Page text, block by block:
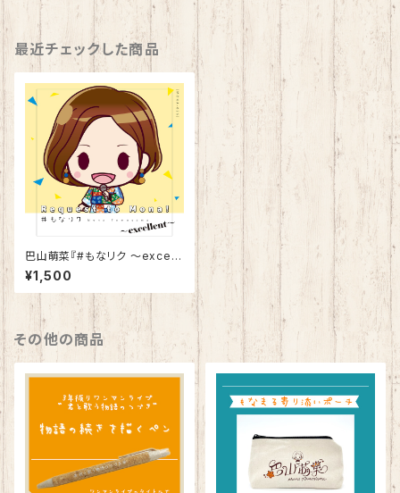
最近チェックした商品
巴山萌菜『#もなリク ～excell
ent～』CD
¥1,500
その他の商品